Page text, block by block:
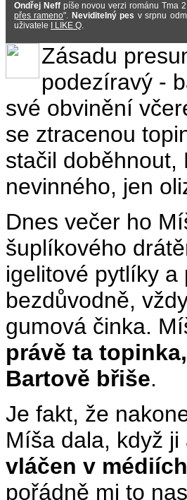
Ondřej Neffpíše novou verzi románu Tma
přes rameno". Neviditelný pes v srpnu
uživatele
I LIKE Q.
Zásadu
podezíravý -
své obvinění
se ztracenou
stačil doběhnout,
nevinného, jen
Dnes večer ho
šuplíkového
igelitové pytlíky
bezdůvodně,
gumová činka.
právě ta
Bartově břiše.
Je fakt, že
Míša dala, když
vláčen v médiích
pořádně mi to